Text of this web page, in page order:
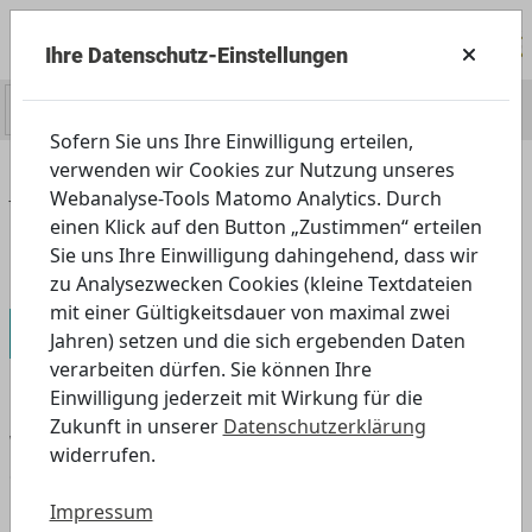
Home Angebot
Außerschulisch
Angebote für Daheim
Welche Geräusche passen zur Geschichte?
3. und 4. Jahrgangsstufe
Welche Geräusche passen zur
Die Tür schlägt zu, der Nachbarshund bellt, ein
Ihre Datenschutz-Einstellungen
Sofern Sie uns Ihre Einwilligung erteilen,
verwenden wir Cookies zur Nutzung unseres
Webanalyse-Tools Matomo Analytics. Durch
einen Klick auf den Button „Zustimmen“ erteilen
Sie uns Ihre Einwilligung dahingehend, dass wir
zu Analysezwecken Cookies (kleine Textdateien
mit einer Gültigkeitsdauer von maximal zwei
Jahren) setzen und die sich ergebenden Daten
verarbeiten dürfen. Sie können Ihre
Einwilligung jederzeit mit Wirkung für die
Zukunft in unserer Datenschutzerklärung
widerrufen.
Impressum